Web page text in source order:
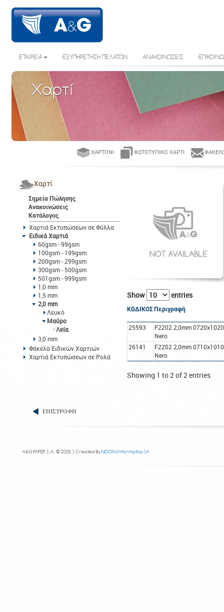
ΕΤΑΙΡΕΙΑ ΕΞΥΠΗΡΕΤΗΣΗ ΠΕΛΑΤΩΝ ΑΝΑΚΟΙΝΩΣΕΙΣ
Χαρτί
ΧΑΡΤΌΝΙ ΦΩΤΟΤΥΠΙΚΌ ΧΑΡΤΊ
Χαρτί
Σημεία Πώλησης
Ανακοινώσεις
Κατάλογος
Χαρτιά Εκτυπώσεων σε Φύλλα
Ειδικά Χαρτιά
60gsm - 99gsm
100gsm - 199gsm
200gsm - 299gsm
300gsm - 500gsm
501gsm - 999gsm
1,0 mm
1,5 mm
2,0 mm
Λευκό
Μαύρο
Λεία
3,0 mm
Φάκελα Ειδικών Χαρτιών
Χαρτιά Εκτυπώσεων σε Ρολά
Show entries
ΚΩΔΙΚΟΣΠεριγραφή
25593
F2202 2,0mm
Nero
26141
F2202 2,0mm
Nero
Showing 1 to 2 of 2 entries
ΕΠΙΣΤΡΟΦΗ
A&G PAPER S.A. © 2025 | Created ByNOON Informatics SA